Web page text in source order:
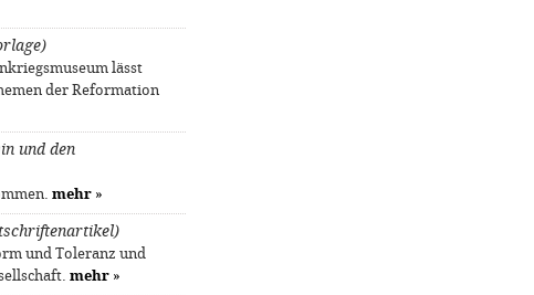
lässt
der Reformation
und den
mehr »
und Toleranz und
mehr »